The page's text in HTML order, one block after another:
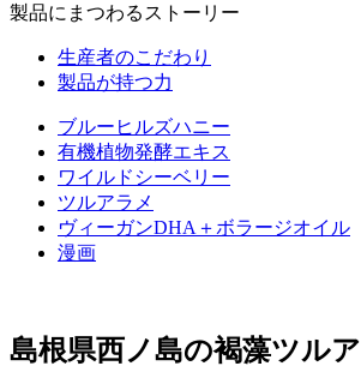
製品にまつわるストーリー
生産者のこだわり
製品が持つ力
ブルーヒルズハニー
有機植物発酵エキス
ワイルドシーベリー
ツルアラメ
ヴィーガンDHA＋ボラージオイル
漫画
島根県西ノ島の褐藻ツル